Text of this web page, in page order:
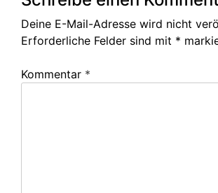
Deine E-Mail-Adresse wird nicht
Erforderliche Felder sind mit *
Kommentar *